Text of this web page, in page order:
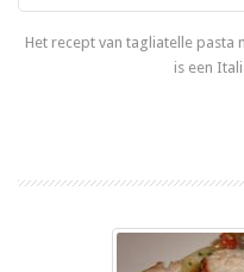
Het recept van tagliatelle pasta
is een